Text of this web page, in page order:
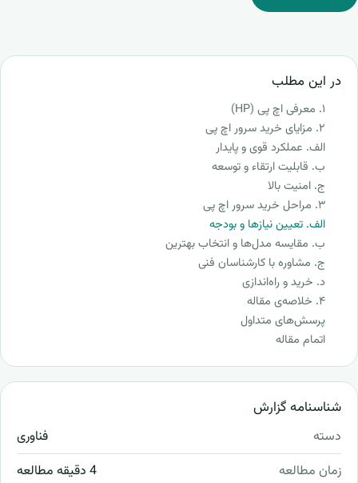
در این مطلب
۱. معرفی اچ پی (HP)
۲. مزایای خرید سرور اچ پی
الف. عملکرد قوی و پایدار
ب. قابلیت ارتقاء و توسعه
ج. امنیت بالا
۳. مراحل خرید سرور اچ پی
الف. تعیین نیازها و بودجه
ب. مقایسه مدل‌ها و انتخاب بهترین
ج. مشاوره با کارشناسان فنی
د. خرید و راه‌اندازی
۴. خلاصه‌ی مقاله
پرسش‌های متداول
اتمام مقاله
شناسنامه گزارش
دسته
فناوری
زمان مطالعه
4 دقیقه مطالعه